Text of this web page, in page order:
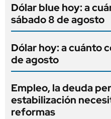
Dólar blue hoy: a
sábado 8 de agosto
Dólar hoy: a cuánto
de agosto
Empleo, la deuda
estabilización
reformas